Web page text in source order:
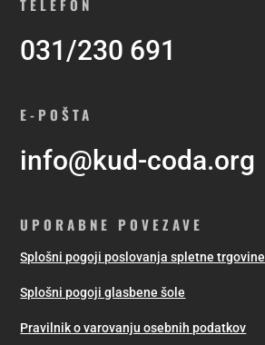
TELEFON
031/230 691
E-POŠTA
info@kud-coda.org
UPORABNE POVEZAVE
Splošni pogoji poslovanja spletne trgovine
Splošni pogoji glasbene šole
Pravilnik o varovanju osebnih podatkov